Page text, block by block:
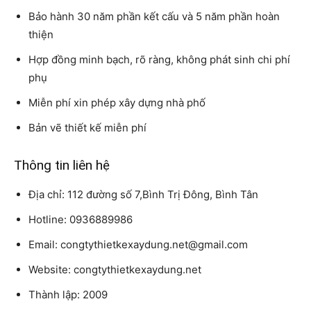
Bảo hành 30 năm phần kết cấu và 5 năm phần hoàn
thiện
Hợp đồng minh bạch, rõ ràng, không phát sinh chi phí
phụ
Miễn phí xin phép xây dựng nhà phố
Bản vẽ thiết kế miễn phí
Thông tin liên hệ
Địa chỉ: 112 đường số 7,Bình Trị Đông, Bình Tân
Hotline: 0936889986
Email: congtythietkexaydung.net@gmail.com
Website: congtythietkexaydung.net
Thành lập: 2009